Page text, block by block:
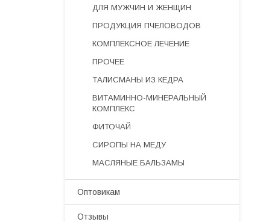
ДЛЯ МУЖЧИН И ЖЕНЩИН
ПРОДУКЦИЯ ПЧЕЛОВОДОВ
КОМПЛЕКСНОЕ ЛЕЧЕНИЕ
ПРОЧЕЕ
ТАЛИСМАНЫ ИЗ КЕДРА
ВИТАМИННО-МИНЕРАЛЬНЫЙ
КОМПЛЕКС
ФИТОЧАЙ
СИРОПЫ НА МЕДУ
МАСЛЯНЫЕ БАЛЬЗАМЫ
Оптовикам
Отзывы